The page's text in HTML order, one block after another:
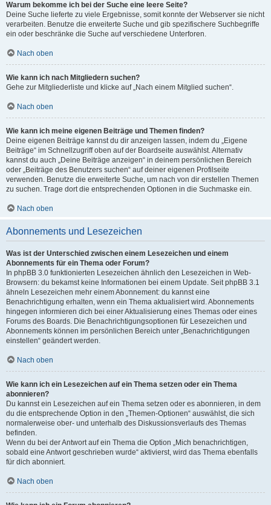
Warum bekomme ich bei der Suche eine leere Seite?
Deine Suche lieferte zu viele Ergebnisse, somit konnte der Webserver sie nicht
verarbeiten. Benutze die erweiterte Suche und gib spezifischere Suchbegriffe
ein oder beschränke die Suche auf verschiedene Unterforen.
Nach oben
Wie kann ich nach Mitgliedern suchen?
Gehe zur Mitgliederliste und klicke auf „Nach einem Mitglied suchen“.
Nach oben
Wie kann ich meine eigenen Beiträge und Themen finden?
Deine eigenen Beiträge kannst du dir anzeigen lassen, indem du „Eigene
Beiträge“ im Schnellzugriff oben auf der Boardseite auswählst. Alternativ
kannst du auch „Deine Beiträge anzeigen“ in deinem persönlichen Bereich
oder „Beiträge des Benutzers suchen“ auf deiner eigenen Profilseite
verwenden. Benutze die erweiterte Suche, um nach von dir erstellen Themen
zu suchen. Trage dort die entsprechenden Optionen in die Suchmaske ein.
Nach oben
Abonnements und Lesezeichen
Was ist der Unterschied zwischen einem Lesezeichen und einem
Abonnements für ein Thema oder Forum?
In phpBB 3.0 funktionierten Lesezeichen ähnlich den Lesezeichen in Web-
Browsern: du bekamst keine Informationen bei einem Update. Seit phpBB 3.1
ähneln Lesezeichen mehr einem Abonnement: du kannst eine
Benachrichtigung erhalten, wenn ein Thema aktualisiert wird. Abonnements
hingegen informieren dich bei einer Aktualisierung eines Themas oder eines
Forums des Boards. Die Benachrichtigungsoptionen für Lesezeichen und
Abonnements können im persönlichen Bereich unter „Benachrichtigungen
einstellen“ geändert werden.
Nach oben
Wie kann ich ein Lesezeichen auf ein Thema setzen oder ein Thema
abonnieren?
Du kannst ein Lesezeichen auf ein Thema setzen oder es abonnieren, in dem
du die entsprechende Option in den „Themen-Optionen“ auswählst, die sich
normalerweise ober- und unterhalb des Diskussionsverlaufs des Themas
befinden.
Wenn du bei der Antwort auf ein Thema die Option „Mich benachrichtigen,
sobald eine Antwort geschrieben wurde“ aktivierst, wird das Thema ebenfalls
für dich abonniert.
Nach oben